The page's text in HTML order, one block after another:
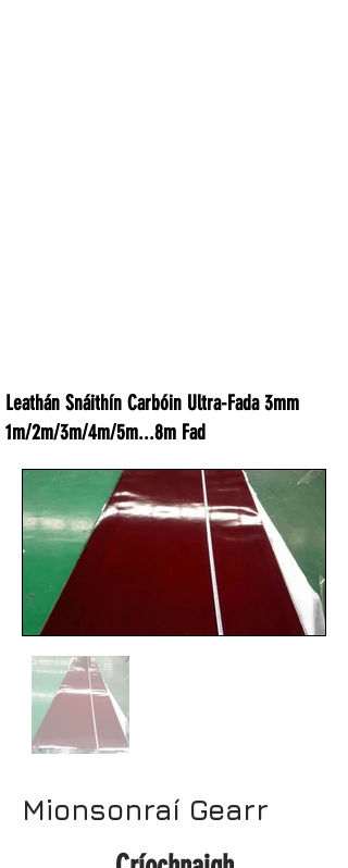
Leathán Snáithín Carbóin Ultra-Fada 3mm
1m/2m/3m/4m/5m...8m Fad
Mionsonraí Gearr